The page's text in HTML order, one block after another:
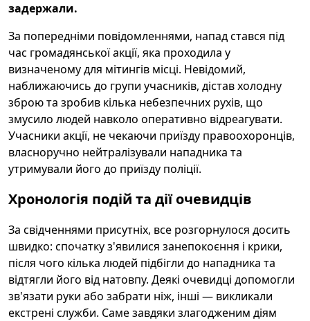
задержали.
За попередніми повідомленнями, напад стався під
час громадянської акції, яка проходила у
визначеному для мітингів місці. Невідомий,
наближаючись до групи учасників, дістав холодну
зброю та зробив кілька небезпечних рухів, що
змусило людей навколо оперативно відреагувати.
Учасники акції, не чекаючи приїзду правоохоронців,
власноручно нейтралізували нападника та
утримували його до приїзду поліції.
Хронологія подій та дії очевидців
За свідченнями присутніх, все розгорнулося досить
швидко: спочатку з'явилися занепокоєння і крики,
після чого кілька людей підбігли до нападника та
відтягли його від натовпу. Деякі очевидці допомогли
зв'язати руки або забрати ніж, інші — викликали
екстрені служби. Саме завдяки злагодженим діям